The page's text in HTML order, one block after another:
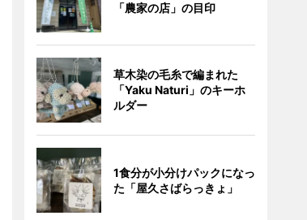
「農家の店」の目印
草木染の毛糸で編まれた
「Yaku Naturi」のキーホ
ルダー
1食分が小分けパックになっ
た「屋久さばらっきょ」